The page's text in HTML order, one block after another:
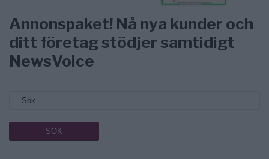
Annonspaket! Nå nya kunder och
ditt företag stödjer samtidigt
NewsVoice